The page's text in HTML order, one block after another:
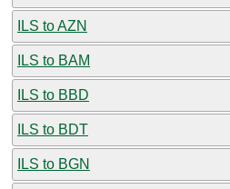
ILS to AZN
ILS to BAM
ILS to BBD
ILS to BDT
ILS to BGN